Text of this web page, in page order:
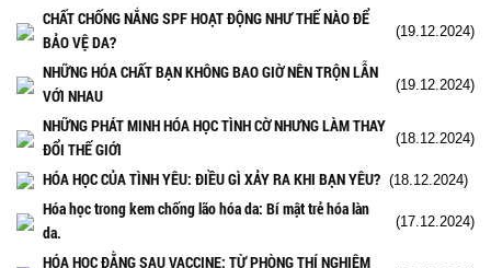
CHẤT CHỐNG NẮNG SPF HOẠT ĐỘNG NHƯ THẾ NÀO ĐỂ
BẢO VỆ DA?
(19.12.2024)
NHỮNG HÓA CHẤT BẠN KHÔNG BAO GIỜ NÊN TRỘN LẪN
VỚI NHAU
(19.12.2024)
NHỮNG PHÁT MINH HÓA HỌC TÌNH CỜ NHƯNG LÀM THAY
ĐỔI THẾ GIỚI
(18.12.2024)
HÓA HỌC CỦA TÌNH YÊU: ĐIỀU GÌ XẢY RA KHI BẠN YÊU? (18.12.2024)
Hóa học trong kem chống lão hóa da: Bí mật trẻ hóa làn
da.
(17.12.2024)
HÓA HỌC ĐẰNG SAU VACCINE: TỪ PHÒNG THÍ NGHIỆM